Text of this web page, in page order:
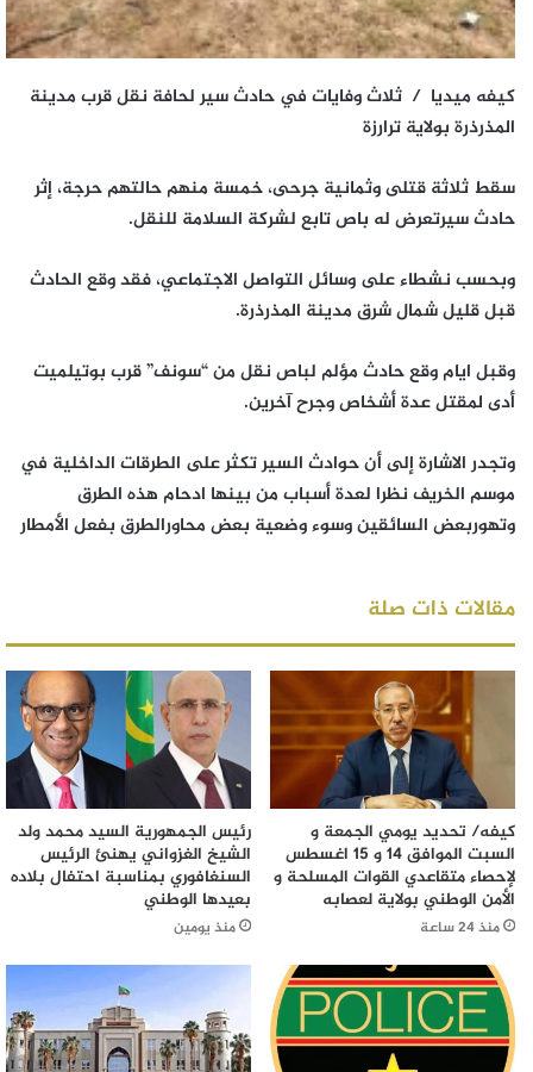
كيفه ميديا / ثلاث وفايات في حادث سير لحافة نقل قرب مدينة
المذرذرة بولاية ترارزة
سقط ثلاثة قتلى وثمانية جرحى، خمسة منهم حالتهم حرجة، إثر
حادث سيرتعرض له باص تابع لشركة السلامة للنقل.
وبحسب نشطاء على وسائل التواصل الاجتماعي، فقد وقع الحادث
قبل قليل شمال شرق مدينة المذرذرة.
وقبل ايام وقع حادث مؤلم لباص نقل من “سونف” قرب بوتيلميت
أدى لمقتل عدة أشخاص وجرح آخرين.
وتجدر الاشارة إلى أن حوادث السير تكثر على الطرقات الداخلية في
موسم الخريف نظرا لعدة أسباب من بينها ادحام هذه الطرق
وتهوربعض السائقين وسوء وضعية بعض محاورالطرق بفعل الأمطار
مقالات ذات صلة
كيفه/ تحديد يومي الجمعة و
السبت الموافق 14 و 15 اغسطس
لإحصاء متقاعدي القوات المسلحة و
الأمن الوطني بولاية لعصابه
منذ 24 ساعة
رئيس الجمهورية السيد محمد ولد
الشيخ الغزواني يهنئ الرئيس
السنغافوري بمناسبة احتفال بلاده
بعيدها الوطني
منذ يومين